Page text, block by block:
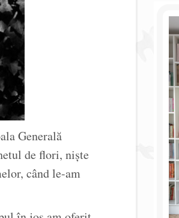
Generală
de flori, niște
când le-am